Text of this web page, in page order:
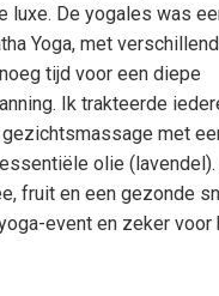
luxe. De yogales was
Yoga, met
tijd voor een diepe
Ik trakteerde
met
olie (lavendel).
fruit en een gezonde
event en zeker voor